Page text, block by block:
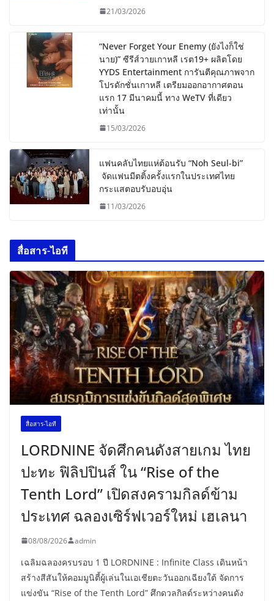
21/03/2026
“Never Forget Your Enemy (ยังไงก็ใช่
นาย)” ซีรีส์วายเกาหลี เรต19+ ผลิตโดย
YYDS Entertainment การันตีคุณภาพจาก
โปรดักชั่นเกาหลี เตรียมออกอากาศตอน
แรก 17 มีนาคมนี้ ทาง WeTV ที่เดียว
เท่านั้น
15/03/2026
แฟนคลับไทยแห่ต้อนรับ “Noh Seul-bi”
จัดแฟนมีตติ้งครั้งแรกในประเทศไทย
กระแสตอบรับอบอุ่น
11/03/2026
สื่อสาร-ไอที
สื่อสาร-ไอที
LORDNINE จัดศึกคนดังสายเกม ไทย
ปะทะ ฟิลิปปินส์ ใน “Rise of the
Tenth Lord” เปิดสงครามกิลด์ข้าม
ประเทศ ฉลองเซิร์ฟเวอร์ใหม่ เฮเลนา
08/08/2026 admin
เฉลิมฉลองครบรอบ 1 ปี LORDNINE : Infinite Class เดินหน้า
สร้างสีสันให้คอมมูนิตี้ผู้เล่นในเอเชียตะวันออกเฉียงใต้ จัดการ
แข่งขัน “Rise of the Tenth Lord” ศึกดวลกิลด์ระหว่างคนดัง